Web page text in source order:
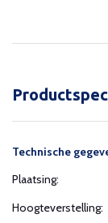
Technische
Plaatsing:
Hoogteverstelling: